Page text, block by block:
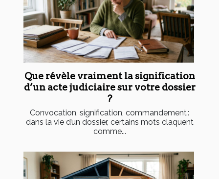
Que révèle vraiment la signification
d’un acte judiciaire sur votre dossier
?
Convocation, signification, commandement :
dans la vie d’un dossier, certains mots claquent
comme...